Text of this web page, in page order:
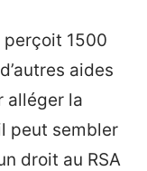
perçoit 1500
aides
alléger la
peut sembler
droit au RSA